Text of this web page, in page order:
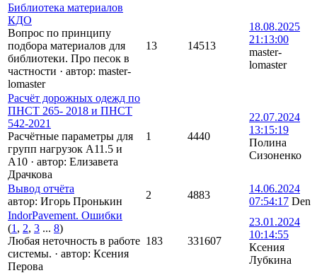
Библиотека материалов
КДО
Вопрос по принципу
подбора материалов для
библиотеки. Про песок в
частности · автор: master-
lomaster
13 14513
18.08.2025
21:13:00
master-
lomaster
Расчёт дорожных одежд по
ПНСТ 265- 2018 и ПНСТ
542-2021
Расчётные параметры для
групп нагрузок А11.5 и
А10 · автор: Елизавета
Драчкова
1 4440
22.07.2024
13:15:19
Полина
Сизоненко
Вывод отчёта
автор: Игорь Пронькин
2 4883
14.06.2024
07:54:17 Den
IndorPavement. Ошибки
(1 , 2, 3 ... 8)
Любая неточность в работе
системы. · автор: Ксения
Перова
183 331607
23.01.2024
10:14:55
Ксения
Лубкина